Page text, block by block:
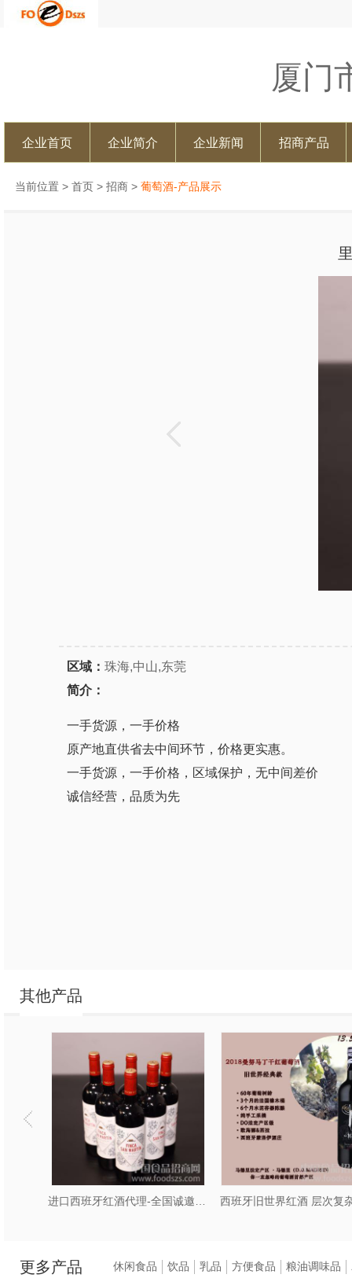
厦门
企业首页 企业简介 企业新闻 招商产品
当前位置 > 首页 > 招商 > 葡萄酒-产品展示
区域： 珠海,中山,东莞
简介：
一手货源，一手价格
原产地直供省去中间环节，价格更实惠。
一手货源，一手价格，区域保护，无中间差价
诚信经营，品质为先
其他产品
西班牙旧世界红酒 层次复
更多产品 休闲食品 饮品 乳品 方便食品 粮油调味品